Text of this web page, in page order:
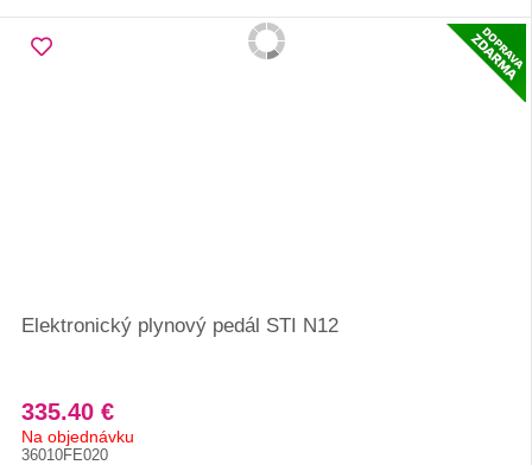
Elektronický plynový pedál STI N12
335.40 €
Na objednávku
36010FE020